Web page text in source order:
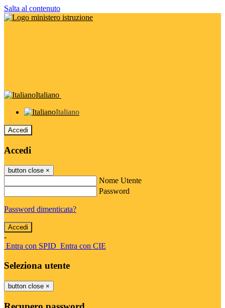
Salta al contenuto
Italiano
Italiano
Accedi
Accedi
button close ×
Nome Utente
Password
Password dimenticata?
-
Entra con SPID Entra con CIE
Seleziona utente
button close ×